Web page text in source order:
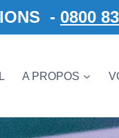
- 0800
A PROPOS